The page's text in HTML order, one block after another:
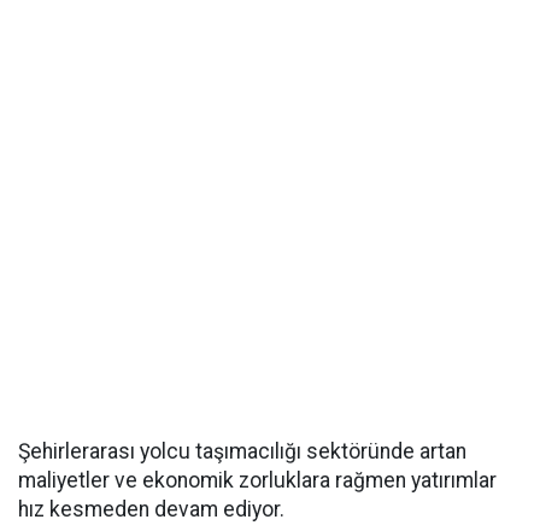
Şehirlerarası yolcu taşımacılığı sektöründe artan
maliyetler ve ekonomik zorluklara rağmen yatırımlar
hız kesmeden devam ediyor.